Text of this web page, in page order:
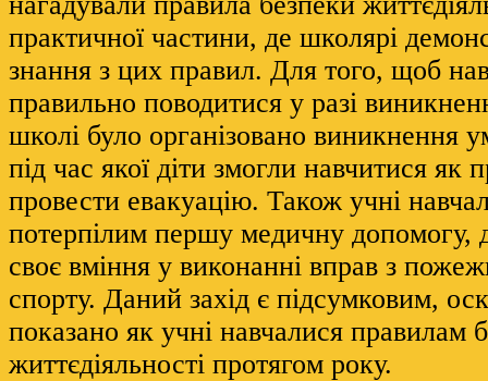
практичної частини, де школярі
знання з цих правил. Для того, щоб
правильно поводитися у разі
школі було організовано виникнення
під час якої діти змогли навчитися як
провести евакуацію. Також учні
потерпілим першу медичну допомогу,
своє вміння у виконанні вправ з
спорту. Даний захід є підсумковим,
показано як учні навчалися правилам
життєдіяльності протягом року.